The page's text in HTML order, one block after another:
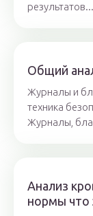
результатов...
Общий
Журналы и
техника
Журналы,
Анализ
нормы что